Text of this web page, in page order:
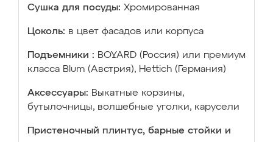
Сушка для посуды: Хромированная
Цоколь: в цвет фасадов или корпуса
Подъемники : BOYARD (Россия) или премиум
класса Blum (Австрия), Hettich (Германия)
Аксессуары: Выкатные корзины,
бутылочницы, волшебные уголки, карусели
Пристеночный плинтус, барные стойки и